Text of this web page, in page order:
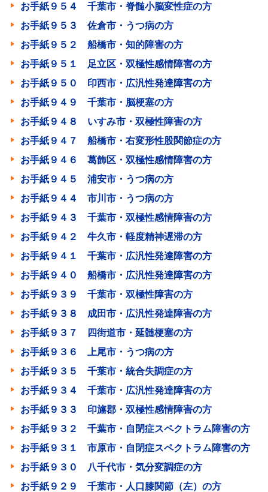
お手紙９５４ 千葉市・脊髄小脳変性症の方
お手紙９５３ 佐倉市・うつ病の方
お手紙９５２ 船橋市・知的障害の方
お手紙９５１ 足立区・双極性感情障害の方
お手紙９５０ 印西市・広汎性発達障害の方
お手紙９４９ 千葉市・脳梗塞の方
お手紙９４８ いすみ市・双極性障害の方
お手紙９４７ 船橋市・右変形性股関節症の方
お手紙９４６ 葛飾区・双極性感情障害の方
お手紙９４５ 浦安市・うつ病の方
お手紙９４４ 市川市・うつ病の方
お手紙９４３ 千葉市・双極性感情障害の方
お手紙９４２ 牛久市・軽度精神遅滞の方
お手紙９４１ 千葉市・広汎性発達障害の方
お手紙９４０ 船橋市・広汎性発達障害の方
お手紙９３９ 千葉市・双極性障害の方
お手紙９３８ 成田市・広汎性発達障害の方
お手紙９３７ 四街道市・延髄梗塞の方
お手紙９３６ 上尾市・うつ病の方
お手紙９３５ 千葉市・統合失調症の方
お手紙９３４ 千葉市・広汎性発達障害の方
お手紙９３３ 印旛郡・双極性感情障害の方
お手紙９３２ 千葉市・自閉症スペクトラム障害の方
お手紙９３１ 市原市・自閉症スペクトラム障害の方
お手紙９３０ 八千代市・気分変調症の方
お手紙９２９ 千葉市・人口膝関節（左）の方